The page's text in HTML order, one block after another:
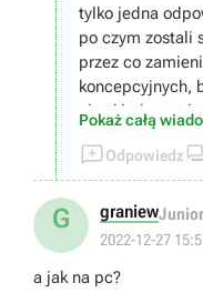
tylko jedna
po czym zostali
przez co
koncepcyjnych,
ale skład został
Pokaż całą
Odpowiedz
G graniewJunior
2022-12-27
a jak na pc?